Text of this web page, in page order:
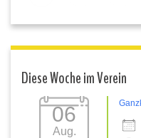
Diese Woche im Verein
06
Aug.